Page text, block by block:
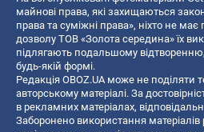
майнові права, які захищаються
права та суміжні права», ніхто не
дозволу ТОВ «Золота середина» їх
підлягають подальшому
будь-якій формі.
Редакція OBOZ.UA може не поділяти
авторському матеріалі. За
в рекламних матеріалах,
Заборонено використання